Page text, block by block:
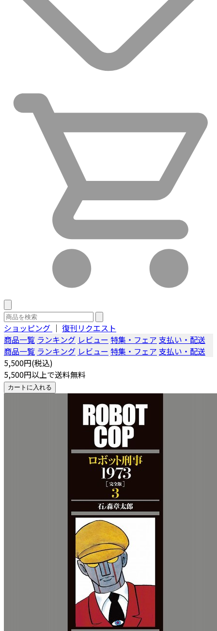
ショッピング ｜ 復刊リクエスト
商品一覧 ランキング レビュー 特集・フェア 支払い・配送
商品一覧 ランキング レビュー 特集・フェア 支払い・配送
5,500円(税込)
5,500円以上で送料無料
カートに入れる